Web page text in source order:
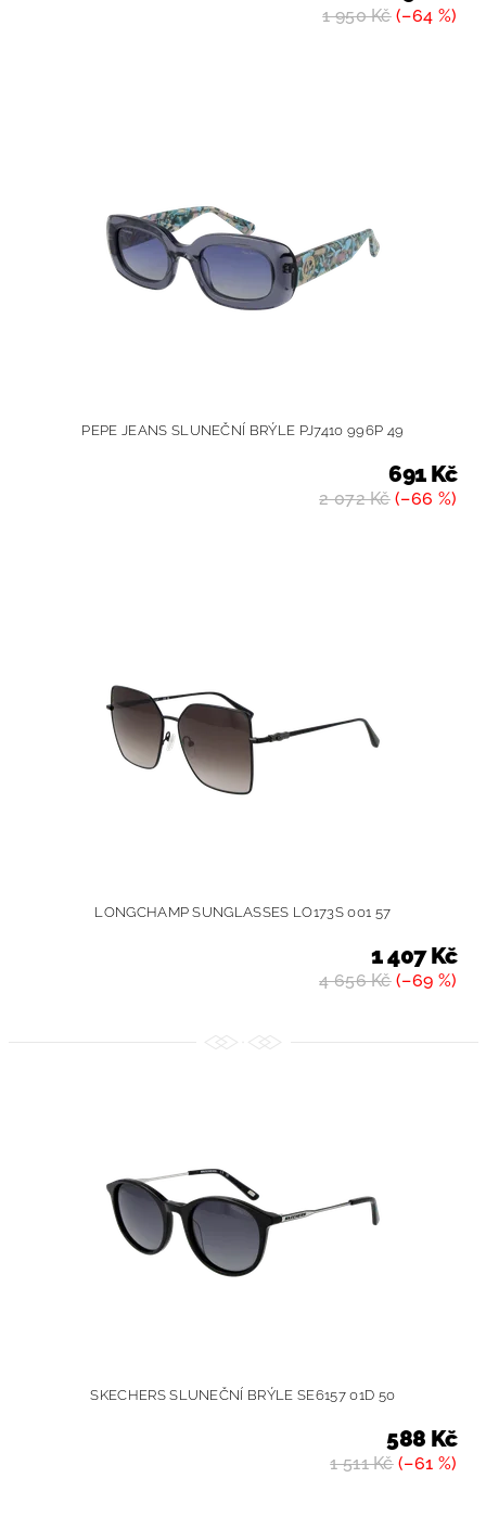
1 950 Kč(–64 %)
PEPE JEANS SLUNEČNÍ BRÝLE PJ7410 996P 49
2 072 Kč(–66 %)
691 Kč
LONGCHAMP SUNGLASSES LO173S 001 57
4 656 Kč(–69 %)
1 407 Kč
SKECHERS SLUNEČNÍ BRÝLE SE6157 01D 50
1 511 Kč(–61 %)
588 Kč